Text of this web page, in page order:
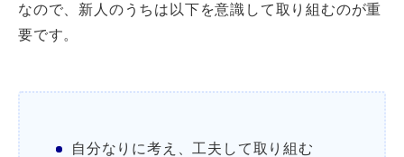
なので、新人のうちは以下を意識して取り組むのが重
要です。
自分なりに考え、工夫して取り組む